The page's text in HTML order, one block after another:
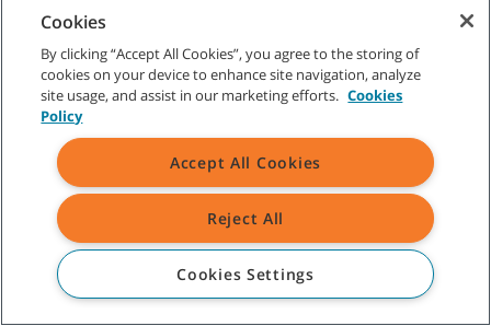
Datenschutzrichtlinie
Sitemap Allgemeine Richtlinien Nutzungsbedingungen
Verkaufsbedingungen
Alle angegebenen Tennant-Marken und -Logos sind Eigentum der
Tennant Company und/oder ihrer verbundenen Unternehmen oder
Cookies
By clicking “Accept All Cookies”, you agree to the storing of
cookies on your device to enhance site navigation, analyze
site usage, and assist in our marketing efforts. Cookies
Policy
Accept All Cookies
Reject All
Cookies Settings